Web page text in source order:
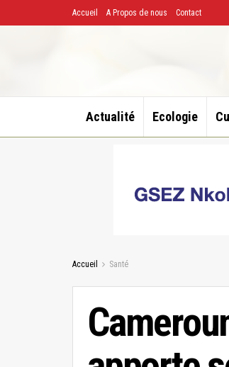
Accueil A Propos de nous Contact
Actualité Ecologie
Accueil Santé